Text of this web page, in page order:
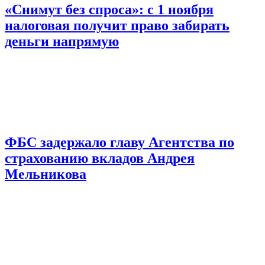
«Снимут без спроса»: с 1 ноября
налоговая получит право забирать
деньги напрямую
ФБС задержало главу Агентства по
страхованию вкладов Андрея
Мельникова